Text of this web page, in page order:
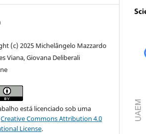
(c) 2025 Michelângelo Mazzardo
Viana, Giovana Deliberali
está licenciado sob uma
Creative Commons Attribution 4.0
License.